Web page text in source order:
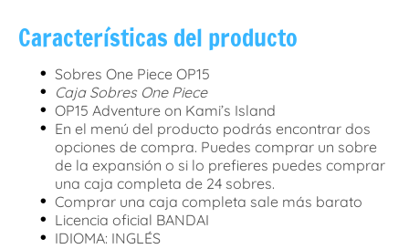
Características del producto
• Sobres One Piece OP15
• Caja Sobres One Piece
• OP15 Adventure on Kami’s Island
• En el menú del producto podrás encontrar dos
opciones de compra. Puedes comprar un sobre
de la expansión o si lo prefieres puedes comprar
una caja completa de 24 sobres.
• Comprar una caja completa sale más barato
• Licencia oficial BANDAI
• IDIOMA: INGLÉS